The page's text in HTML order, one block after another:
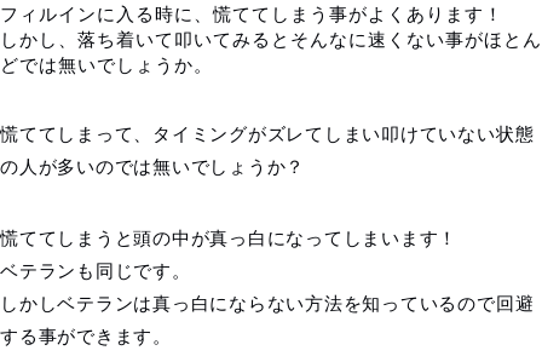
フィルインに入る時に、慌ててしまう事がよくあります！
しかし、落ち着いて叩いてみるとそんなに速くない事がほとん
どでは無いでしょうか。
慌ててしまって、タイミングがズレてしまい叩けていない状態
の人が多いのでは無いでしょうか？
慌ててしまうと頭の中が真っ白になってしまいます！
ベテランも同じです。
しかしベテランは真っ白にならない方法を知っているので回避
する事ができます。